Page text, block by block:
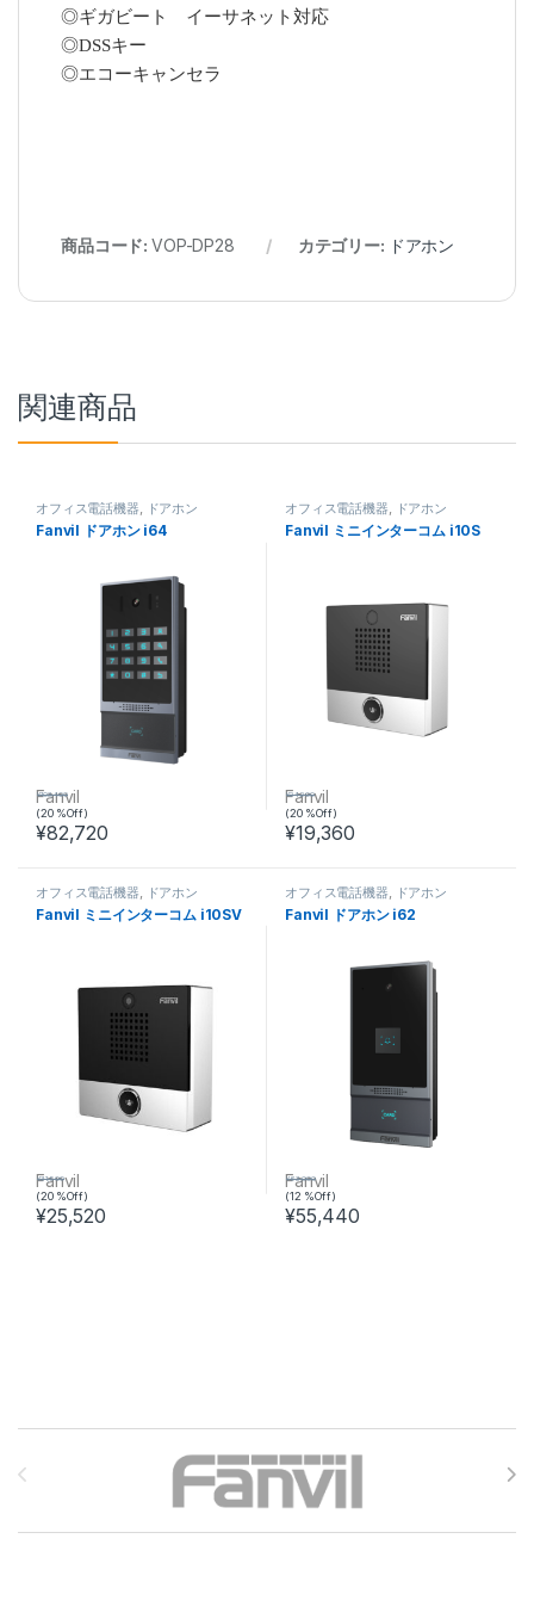
◎ギガビート イーサネット対応
◎DSSキー
◎エコーキャンセラ
商品コード:VOP-DP28 カテゴリー: ドアホン
関連商品
オフィス電話機器, ドアホン
Fanvil ドアホン i64
Fanvil
¥103,400
(20 %Off)
¥82,720
オフィス電話機器, ドアホン
Fanvil ミニインターコム i10S
Fanvil
¥24,200
(20 %Off)
¥19,360
オフィス電話機器, ドアホン
Fanvil ミニインターコム i10SV
Fanvil
¥31,900
(20 %Off)
¥25,520
オフィス電話機器, ドアホン
Fanvil ドアホン i62
Fanvil
¥63,000
(12 %Off)
¥55,440
Brands Carousel